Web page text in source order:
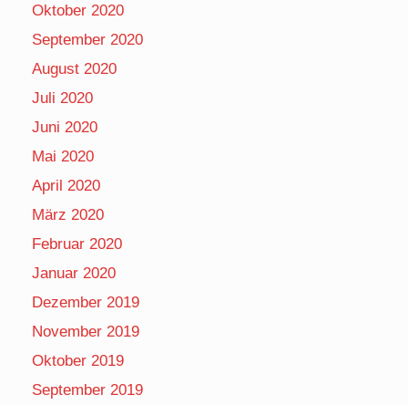
Oktober 2020
September 2020
August 2020
Juli 2020
Juni 2020
Mai 2020
April 2020
März 2020
Februar 2020
Januar 2020
Dezember 2019
November 2019
Oktober 2019
September 2019